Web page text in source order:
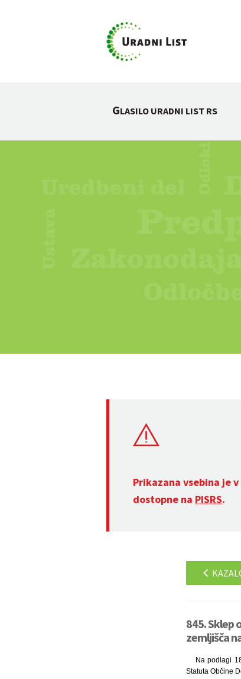
GLASILO URADNI LIST RS
Prikazana vsebina je
dostopne na PISRS.
845. Sklep
zemljišča
Na podlagi
Statuta Občine